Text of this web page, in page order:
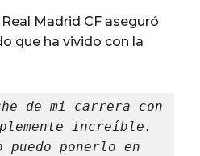
Madrid CF aseguró
que ha vivido con la
de mi carrera con
increíble.
puedo ponerlo en